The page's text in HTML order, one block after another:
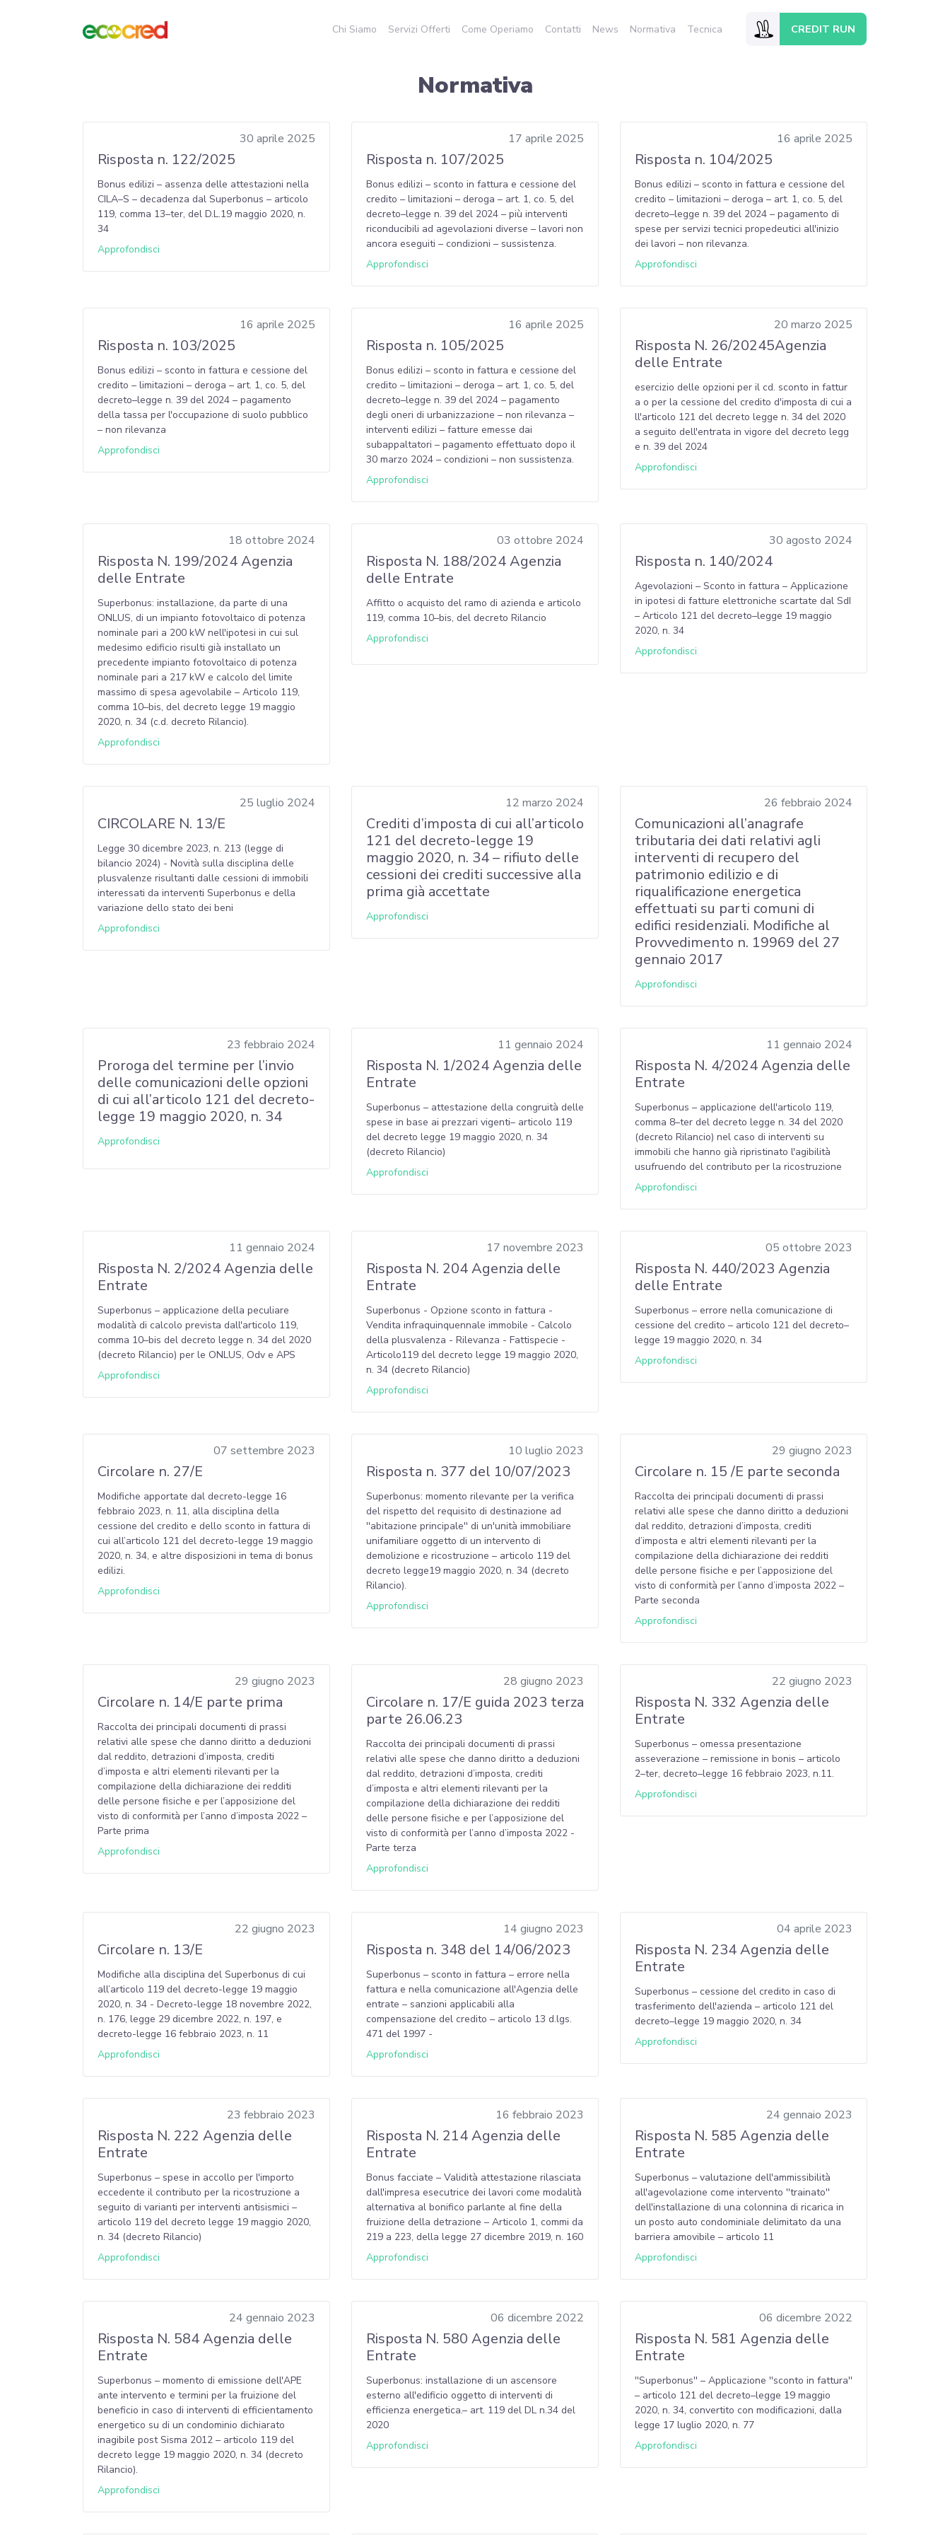
Chi Siamo Servizi Offerti Come Operiamo Contatti News Normativa Tecnica CREDIT RUN
Normativa
30 aprile 2025
Risposta n. 122/2025
Bonus edilizi – assenza delle attestazioni nella
CILA–S – decadenza dal Superbonus – articolo
119, comma 13–ter, del D.L.19 maggio 2020, n.
34
Approfondisci
17 aprile 2025
Risposta n. 107/2025
Bonus edilizi – sconto in fattura e cessione del
credito – limitazioni – deroga – art. 1, co. 5, del
decreto–legge n. 39 del 2024 – più interventi
riconducibili ad agevolazioni diverse – lavori non
ancora eseguiti – condizioni – sussistenza.
Approfondisci
16 aprile 2025
Risposta n. 104/2025
Bonus edilizi – sconto in fattura e cessione del
credito – limitazioni – deroga – art. 1, co. 5, del
decreto–legge n. 39 del 2024 – pagamento di
spese per servizi tecnici propedeutici all'inizio
dei lavori – non rilevanza.
Approfondisci
16 aprile 2025
Risposta n. 103/2025
Bonus edilizi – sconto in fattura e cessione del
credito – limitazioni – deroga – art. 1, co. 5, del
decreto–legge n. 39 del 2024 – pagamento
della tassa per l'occupazione di suolo pubblico
– non rilevanza
Approfondisci
16 aprile 2025
Risposta n. 105/2025
Bonus edilizi – sconto in fattura e cessione del
credito – limitazioni – deroga – art. 1, co. 5, del
decreto–legge n. 39 del 2024 – pagamento
degli oneri di urbanizzazione – non rilevanza –
interventi edilizi – fatture emesse dai
subappaltatori – pagamento effettuato dopo il
30 marzo 2024 – condizioni – non sussistenza.
Approfondisci
20 marzo 2025
Risposta N. 26/20245Agenzia
delle Entrate
esercizio delle opzioni per il cd. sconto in fattur
a o per la cessione del credito d'imposta di cui a
ll'articolo 121 del decreto legge n. 34 del 2020
a seguito dell'entrata in vigore del decreto legg
e n. 39 del 2024
Approfondisci
18 ottobre 2024
Risposta N. 199/2024 Agenzia
delle Entrate
Superbonus: installazione, da parte di una
ONLUS, di un impianto fotovoltaico di potenza
nominale pari a 200 kW nell'ipotesi in cui sul
medesimo edificio risulti già installato un
precedente impianto fotovoltaico di potenza
nominale pari a 217 kW e calcolo del limite
massimo di spesa agevolabile – Articolo 119,
comma 10–bis, del decreto legge 19 maggio
2020, n. 34 (c.d. decreto Rilancio).
Approfondisci
03 ottobre 2024
Risposta N. 188/2024 Agenzia
delle Entrate
Affitto o acquisto del ramo di azienda e articolo
119, comma 10–bis, del decreto Rilancio
Approfondisci
30 agosto 2024
Risposta n. 140/2024
Agevolazioni – Sconto in fattura – Applicazione
in ipotesi di fatture elettroniche scartate dal SdI
– Articolo 121 del decreto–legge 19 maggio
2020, n. 34
Approfondisci
25 luglio 2024
CIRCOLARE N. 13/E
Legge 30 dicembre 2023, n. 213 (legge di
bilancio 2024) - Novità sulla disciplina delle
plusvalenze risultanti dalle cessioni di immobili
interessati da interventi Superbonus e della
variazione dello stato dei beni
Approfondisci
12 marzo 2024
Crediti d’imposta di cui all’articolo
121 del decreto-legge 19
maggio 2020, n. 34 – rifiuto delle
cessioni dei crediti successive alla
prima già accettate
Approfondisci
26 febbraio 2024
Comunicazioni all’anagrafe
tributaria dei dati relativi agli
interventi di recupero del
patrimonio edilizio e di
riqualificazione energetica
effettuati su parti comuni di
edifici residenziali. Modifiche al
Provvedimento n. 19969 del 27
gennaio 2017
Approfondisci
23 febbraio 2024
Proroga del termine per l’invio
delle comunicazioni delle opzioni
di cui all’articolo 121 del decreto-
legge 19 maggio 2020, n. 34
Approfondisci
11 gennaio 2024
Risposta N. 1/2024 Agenzia delle
Entrate
Superbonus – attestazione della congruità delle
spese in base ai prezzari vigenti– articolo 119
del decreto legge 19 maggio 2020, n. 34
(decreto Rilancio)
Approfondisci
11 gennaio 2024
Risposta N. 4/2024 Agenzia delle
Entrate
Superbonus – applicazione dell'articolo 119,
comma 8–ter del decreto legge n. 34 del 2020
(decreto Rilancio) nel caso di interventi su
immobili che hanno già ripristinato l'agibilità
usufruendo del contributo per la ricostruzione
Approfondisci
11 gennaio 2024
Risposta N. 2/2024 Agenzia delle
Entrate
Superbonus – applicazione della peculiare
modalità di calcolo prevista dall'articolo 119,
comma 10–bis del decreto legge n. 34 del 2020
(decreto Rilancio) per le ONLUS, Odv e APS
Approfondisci
17 novembre 2023
Risposta N. 204 Agenzia delle
Entrate
Superbonus - Opzione sconto in fattura -
Vendita infraquinquennale immobile - Calcolo
della plusvalenza - Rilevanza - Fattispecie -
Articolo119 del decreto legge 19 maggio 2020,
n. 34 (decreto Rilancio)
Approfondisci
05 ottobre 2023
Risposta N. 440/2023 Agenzia
delle Entrate
Superbonus – errore nella comunicazione di
cessione del credito – articolo 121 del decreto–
legge 19 maggio 2020, n. 34
Approfondisci
07 settembre 2023
Circolare n. 27/E
Modifiche apportate dal decreto-legge 16
febbraio 2023, n. 11, alla disciplina della
cessione del credito e dello sconto in fattura di
cui all’articolo 121 del decreto-legge 19 maggio
2020, n. 34, e altre disposizioni in tema di bonus
edilizi.
Approfondisci
10 luglio 2023
Risposta n. 377 del 10/07/2023
Superbonus: momento rilevante per la verifica
del rispetto del requisito di destinazione ad
''abitazione principale'' di un'unità immobiliare
unifamiliare oggetto di un intervento di
demolizione e ricostruzione – articolo 119 del
decreto legge19 maggio 2020, n. 34 (decreto
Rilancio).
Approfondisci
29 giugno 2023
Circolare n. 15 /E parte seconda
Raccolta dei principali documenti di prassi
relativi alle spese che danno diritto a deduzioni
dal reddito, detrazioni d’imposta, crediti
d’imposta e altri elementi rilevanti per la
compilazione della dichiarazione dei redditi
delle persone fisiche e per l’apposizione del
visto di conformità per l’anno d’imposta 2022 –
Parte seconda
Approfondisci
29 giugno 2023
Circolare n. 14/E parte prima
Raccolta dei principali documenti di prassi
relativi alle spese che danno diritto a deduzioni
dal reddito, detrazioni d’imposta, crediti
d’imposta e altri elementi rilevanti per la
compilazione della dichiarazione dei redditi
delle persone fisiche e per l’apposizione del
visto di conformità per l’anno d’imposta 2022 –
Parte prima
Approfondisci
28 giugno 2023
Circolare n. 17/E guida 2023 terza
parte 26.06.23
Raccolta dei principali documenti di prassi
relativi alle spese che danno diritto a deduzioni
dal reddito, detrazioni d’imposta, crediti
d’imposta e altri elementi rilevanti per la
compilazione della dichiarazione dei redditi
delle persone fisiche e per l’apposizione del
visto di conformità per l’anno d’imposta 2022 -
Parte terza
Approfondisci
22 giugno 2023
Risposta N. 332 Agenzia delle
Entrate
Superbonus – omessa presentazione
asseverazione – remissione in bonis – articolo
2–ter, decreto–legge 16 febbraio 2023, n.11.
Approfondisci
22 giugno 2023
Circolare n. 13/E
Modifiche alla disciplina del Superbonus di cui
all’articolo 119 del decreto-legge 19 maggio
2020, n. 34 - Decreto-legge 18 novembre 2022,
n. 176, legge 29 dicembre 2022, n. 197, e
decreto-legge 16 febbraio 2023, n. 11
Approfondisci
14 giugno 2023
Risposta n. 348 del 14/06/2023
Superbonus – sconto in fattura – errore nella
fattura e nella comunicazione all'Agenzia delle
entrate – sanzioni applicabili alla
compensazione del credito – articolo 13 d.lgs.
471 del 1997 -
Approfondisci
04 aprile 2023
Risposta N. 234 Agenzia delle
Entrate
Superbonus – cessione del credito in caso di
trasferimento dell'azienda – articolo 121 del
decreto–legge 19 maggio 2020, n. 34
Approfondisci
23 febbraio 2023
Risposta N. 222 Agenzia delle
Entrate
Superbonus – spese in accollo per l'importo
eccedente il contributo per la ricostruzione a
seguito di varianti per interventi antisismici –
articolo 119 del decreto legge 19 maggio 2020,
n. 34 (decreto Rilancio)
Approfondisci
16 febbraio 2023
Risposta N. 214 Agenzia delle
Entrate
Bonus facciate – Validità attestazione rilasciata
dall'impresa esecutrice dei lavori come modalità
alternativa al bonifico parlante al fine della
fruizione della detrazione – Articolo 1, commi da
219 a 223, della legge 27 dicembre 2019, n. 160
Approfondisci
24 gennaio 2023
Risposta N. 585 Agenzia delle
Entrate
Superbonus – valutazione dell'ammissibilità
all'agevolazione come intervento ''trainato''
dell'installazione di una colonnina di ricarica in
un posto auto condominiale delimitato da una
barriera amovibile – articolo 11
Approfondisci
24 gennaio 2023
Risposta N. 584 Agenzia delle
Entrate
Superbonus – momento di emissione dell'APE
ante intervento e termini per la fruizione del
beneficio in caso di interventi di efficientamento
energetico su di un condominio dichiarato
inagibile post Sisma 2012 – articolo 119 del
decreto legge 19 maggio 2020, n. 34 (decreto
Rilancio).
Approfondisci
06 dicembre 2022
Risposta N. 580 Agenzia delle
Entrate
Superbonus: installazione di un ascensore
esterno all'edificio oggetto di interventi di
efficienza energetica.– art. 119 del DL n.34 del
2020
Approfondisci
06 dicembre 2022
Risposta N. 581 Agenzia delle
Entrate
''Superbonus'' – Applicazione ''sconto in fattura''
– articolo 121 del decreto–legge 19 maggio
2020, n. 34, convertito con modificazioni, dalla
legge 17 luglio 2020, n. 77
Approfondisci